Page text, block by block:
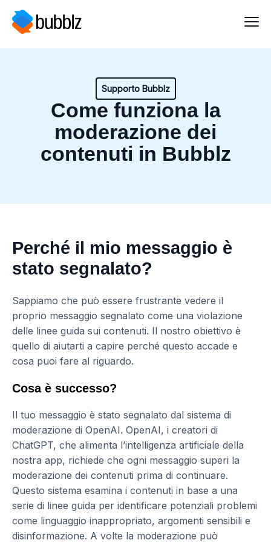
Supporto Bubblz
Come funziona la
moderazione dei
contenuti in Bubblz
Perché il mio messaggio è
stato segnalato?
Sappiamo che può essere frustrante vedere il
proprio messaggio segnalato come una violazione
delle linee guida sui contenuti. Il nostro obiettivo è
quello di aiutarti a capire perché questo accade e
cosa puoi fare al riguardo.
Cosa è successo?
Il tuo messaggio è stato segnalato dal sistema di
moderazione di OpenAI. OpenAI, i creatori di
ChatGPT, che alimenta l’intelligenza artificiale della
nostra app, richiede che ogni messaggio superi la
moderazione dei contenuti prima di continuare.
Questo sistema esamina i contenuti in base a una
serie di linee guida per identificare potenziali problemi
come linguaggio inappropriato, argomenti sensibili e
disinformazione. A volte la moderazione può